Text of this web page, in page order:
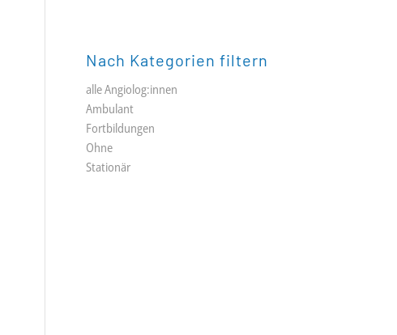
Nach Kategorien filtern
alle Angiolog:innen
Ambulant
Fortbildungen
Ohne
Stationär